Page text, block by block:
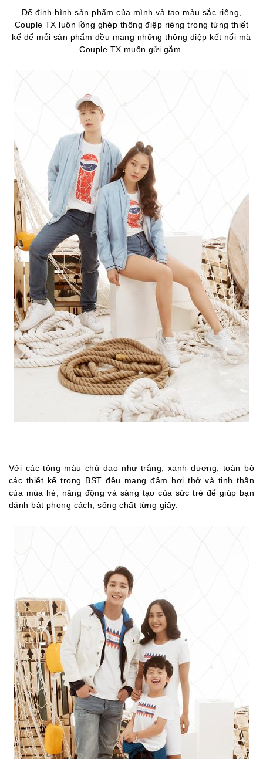
Để định hình sản phẩm của mình và tạo màu sắc riêng,
Couple TX luôn lồng ghép thông điệp riêng trong từng thiết
kế để mỗi sản phẩm đều mang những thông điệp kết nối mà
Couple TX muốn gửi gắm.
Với các tông màu chủ đạo như trắng, xanh dương, toàn bộ
các thiết kế trong BST đều mang đậm hơi thở và tinh thần
của mùa hè, năng động và sáng tạo của sức trẻ để giúp bạn
đánh bật phong cách, sống chất từng giây.